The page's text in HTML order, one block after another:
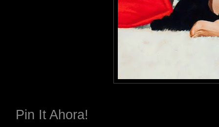
Pin It Ahora!